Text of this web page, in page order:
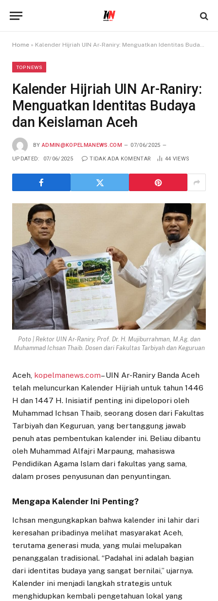
Home » Kalender Hijriah UIN Ar-Raniry: Menguatkan Identitas Budaya dan Keislaman Aceh
TOP NEWS
Kalender Hijriah UIN Ar-Raniry:
Menguatkan Identitas Budaya
dan Keislaman Aceh
BY ADMIN@KOPELMANEWS.COM 07/06/2025
UPDATED: 07/06/2025 TIDAK ADA KOMENTAR 44 VIEWS
Poto | Rektor UIN Ar-Raniry, Prof. Dr. H. Mujiburrahman, M.Ag. dan
Muhammad Ichsan Thaib. Dosen dari Fakultas Tarbiyah dan Keguruan
Aceh, kopelmanews.com– UIN Ar-Raniry Banda Aceh
telah meluncurkan Kalender Hijriah untuk tahun 1446
H dan 1447 H. Inisiatif penting ini dipelopori oleh
Muhammad Ichsan Thaib, seorang dosen dari Fakultas
Tarbiyah dan Keguruan, yang bertanggung jawab
penuh atas pembentukan kalender ini. Beliau dibantu
oleh Muhammad Alfajri Marpaung, mahasiswa
Pendidikan Agama Islam dari fakultas yang sama,
dalam proses penyusunan dan penyuntingan.
Mengapa Kalender Ini Penting?
Ichsan mengungkapkan bahwa kalender ini lahir dari
keresahan pribadinya melihat masyarakat Aceh,
terutama generasi muda, yang mulai melupakan
penanggalan tradisional. “Padahal ini adalah bagian
dari identitas budaya yang sangat bernilai,” ujarnya.
Kalender ini menjadi langkah strategis untuk
menghidupkan kembali pengetahuan lokal yang